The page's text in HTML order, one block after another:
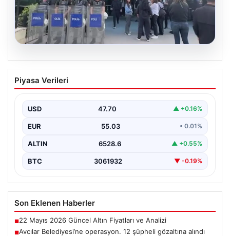
Avcılar Belediyesi’ne operasyon. 12
şüpheli gözaltına alındı
Piyasa Verileri
USD 47.70 ▲ +0.16%
EUR 55.03 • 0.01%
ALTIN 6528.6 ▲ +0.55%
BTC 3061932 ▼ -0.19%
Son Eklenen Haberler
■22 Mayıs 2026 Güncel Altın Fiyatları ve Analizi
■Avcılar Belediyesi’ne operasyon. 12 şüpheli gözaltına alındı